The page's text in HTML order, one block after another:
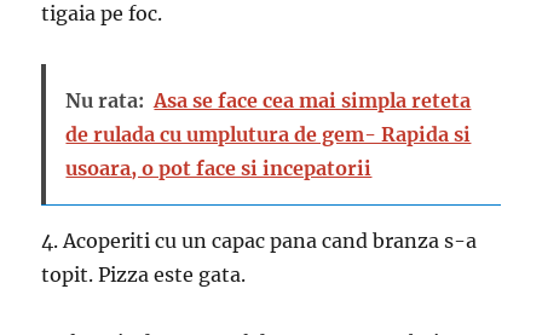
tigaia pe foc.
Nu rata: Asa se face cea mai simpla reteta
de rulada cu umplutura de gem- Rapida si
usoara, o pot face si incepatorii
4. Acoperiti cu un capac pana cand branza s-a
topit. Pizza este gata.